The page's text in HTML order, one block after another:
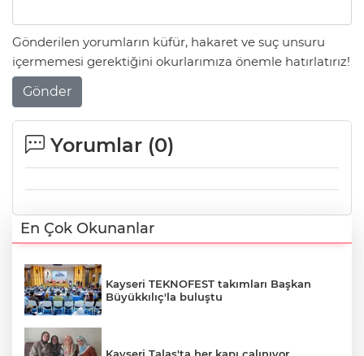
Gönderilen yorumların küfür, hakaret ve suç unsuru
içermemesi gerektiğini okurlarımıza önemle hatırlatırız!
Gönder
Yorumlar (0)
En Çok Okunanlar
Kayseri TEKNOFEST takımları Başkan
Büyükkılıç'la buluştu